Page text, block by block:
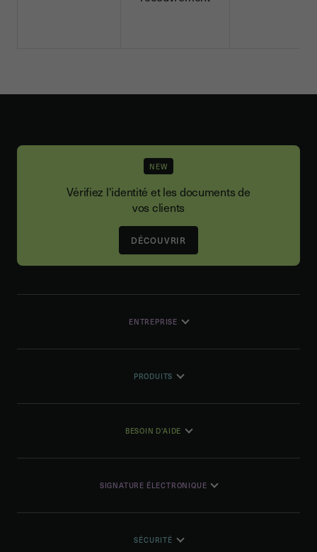
NEW
Vérifiez l'identité et les documents de
vos clients
DÉCOUVRIR
ENTREPRISE
PRODUITS
BESOIN D'AIDE
SIGNATURE ÉLECTRONIQUE
SÉCURITÉ